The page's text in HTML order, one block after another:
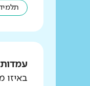
באיזו